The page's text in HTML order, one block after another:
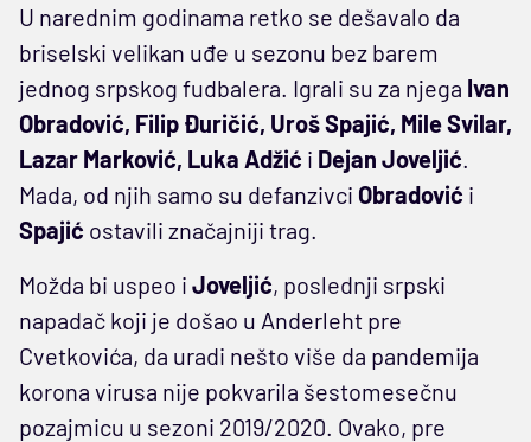
U narednim godinama retko se dešavalo da
briselski velikan uđe u sezonu bez barem
jednog srpskog fudbalera. Igrali su za njega Ivan
Obradović, Filip Đuričić, Uroš Spajić, Mile Svilar,
Lazar Marković, Luka Adžić i Dejan Joveljić
Mada, od njih samo su defanzivci Obradović i
Spajić ostavili značajniji trag.
Možda bi uspeo i Joveljić, poslednji srpski
napadač koji je došao u Anderleht pre
Cvetkovića, da uradi nešto više da pandemija
korona virusa nije pokvarila šestomesečnu
pozajmicu u sezoni 2019/2020. Ovako, pre